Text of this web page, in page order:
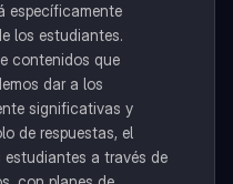
específicamente
los estudiantes.
contenidos que
dar a los
significativas y
de respuestas, el
estudiantes a través de